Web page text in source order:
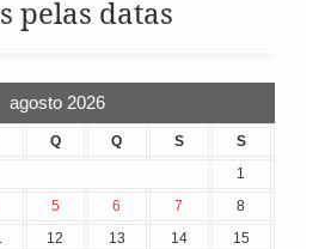
pelas datas
agosto 2026
Q Q S
S
1
5 6 7
8
12 13 14
15